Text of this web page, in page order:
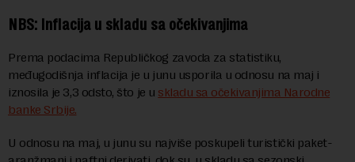
NBS: Inflacija u skladu sa očekivanjima
Prema podacima Republičkog zavoda za statistiku,
međugodišnja inflacija je u junu usporila u odnosu na maj i
iznosila je 3,3 odsto, što je u skladu sa očekivanjima Narodne
banke Srbije.
U odnosu na maj, u junu su najviše poskupeli turistički paket-